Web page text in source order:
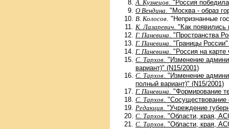
А. Кузнецов . "Россия
О Вендина . "Москва - образ
В. Колосов . "Непризнанные
К. Лазаревич . "Как
Г. Паневина . "Пространства
Г. Паневина . "Границы
Г. Паневина . "Россия на
С. Тархов . "Изменение
вариант)" (N15/2001)
С. Тархов . "Изменение
полный вариант)" (N15/2001)
Г. Паневина . "Формирование
С. Тархов .
Редакция . "Учреждение
С. Тархов . "Области, края,
С. Тархов . "Области, края,